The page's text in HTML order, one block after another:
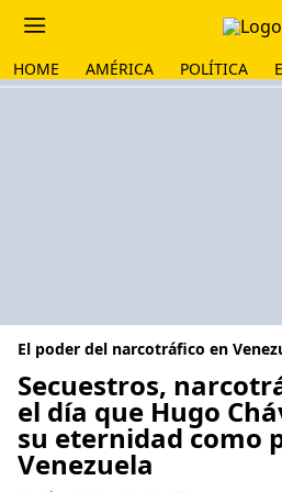
HOME AMÉRICA POLÍTICA
El poder del narcotráfico en
Secuestros,
el día que Hugo
su eternidad como
Venezuela